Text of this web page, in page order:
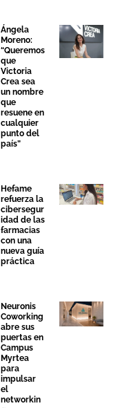
Ángela
Moreno:
“Queremos
que
Victoria
Crea sea
un nombre
que
resuene en
cualquier
punto del
país”
Hefame
refuerza la
cibersegur
idad de las
farmacias
con una
nueva guía
práctica
Neuronis
Coworking
abre sus
puertas en
Campus
Myrtea
para
impulsar
el
networkin